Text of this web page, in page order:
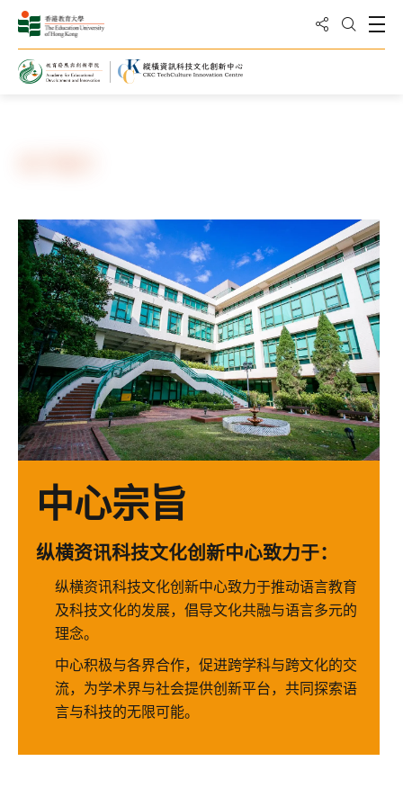
分享到打开搜
打
中心宗旨
纵横资讯科技文化创新中心致力于：
纵横资讯科技文化创新中心致力于推动语言教育
及科技文化的发展，倡导文化共融与语言多元的
理念。
中心积极与各界合作，促进跨学科与跨文化的交
流，为学术界与社会提供创新平台，共同探索语
言与科技的无限可能。